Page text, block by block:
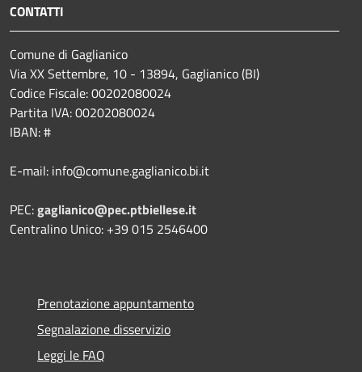
CONTATTI
Comune di Gaglianico
Via XX Settembre, 10 - 13894, Gaglianico (BI)
Codice Fiscale: 00202080024
Partita IVA: 00202080024
IBAN: #
E-mail: info@comune.gaglianico.bi.it
PEC:gaglianico@pec.ptbiellese.it
Centralino Unico: +39 015 2546400
Prenotazione appuntamento
Segnalazione disservizio
Leggi le FAQ